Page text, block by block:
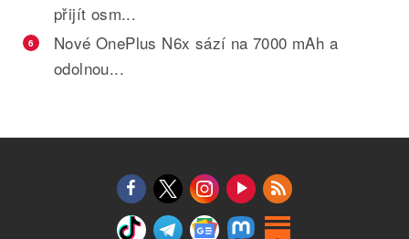
přijít osm...
6
Nové OnePlus N6x sází na 7000 mAh a
odolnou...